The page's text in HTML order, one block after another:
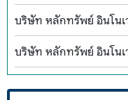
บริษัท หลักทรัพย์ อินโน
บริษัท หลักทรัพย์ อินโน